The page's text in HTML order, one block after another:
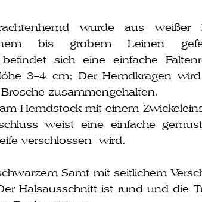
wur­de aus wei­ßer
bis gro­bem Leinen
befin­det sich eine ein­fa­che
3–4 cm; Der Hemdkragen
zusammengehalten.
Hemdstock mit einem
weist eine ein­fa­che
ver­schlos­sen wird.
Samt mit seit­li­chem
Halsausschnitt ist rund und die